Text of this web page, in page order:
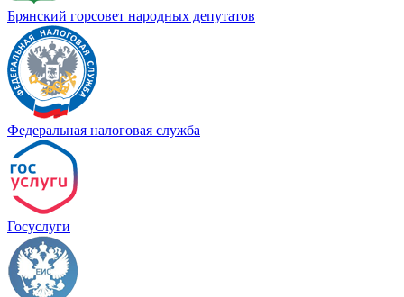
Брянский горсовет народных депутатов
Федеральная налоговая служба
Госуслуги